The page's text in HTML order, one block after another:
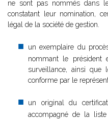
ne sont pas nommés dans
constatant leur nomination,
légal de la société de gestion.
un exemplaire du
nommant le président
surveillance, ainsi que
conforme par le
un original du
accompagné de la